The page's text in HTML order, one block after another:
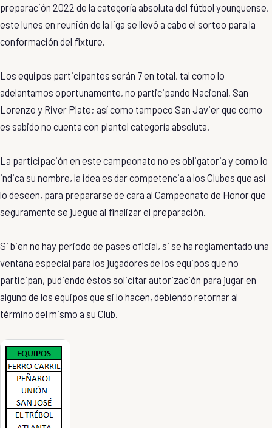
preparación 2022 de la categoría absoluta del fútbol younguense,
este lunes en reunión de la liga se llevó a cabo el sorteo para la
conformación del fixture.
Los equipos participantes serán 7 en total, tal como lo
adelantamos oportunamente, no participando Nacional, San
Lorenzo y River Plate; así como tampoco San Javier que como
es sabido no cuenta con plantel categoría absoluta.
La participación en este campeonato no es obligatoria y como lo
indica su nombre, la idea es dar competencia a los Clubes que así
lo deseen, para prepararse de cara al Campeonato de Honor que
seguramente se juegue al finalizar el preparación.
Si bien no hay periodo de pases oficial, si se ha reglamentado una
ventana especial para los jugadores de los equipos que no
participan, pudiendo éstos solicitar autorización para jugar en
alguno de los equipos que si lo hacen, debiendo retornar al
término del mismo a su Club.